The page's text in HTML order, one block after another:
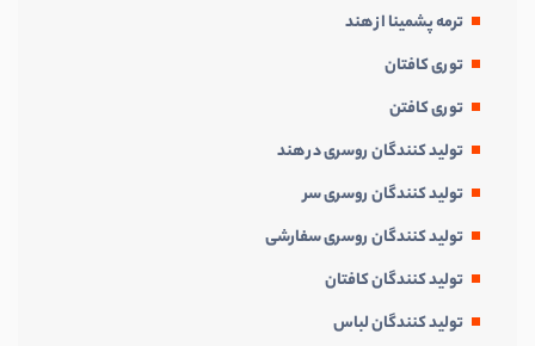
ترمه پشمینا از هند
توری کافتان
توری کافتن
تولید کنندگان روسری در هند
تولید کنندگان روسری سر
تولید کنندگان روسری سفارشی
تولید کنندگان کافتان
تولید کنندگان لباس